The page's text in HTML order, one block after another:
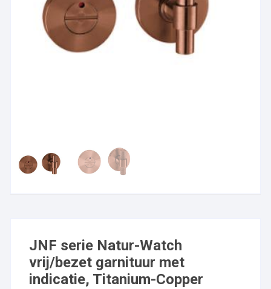
JNF serie Natur-Watch
vrij/bezet garnituur met
indicatie, Titanium-Copper